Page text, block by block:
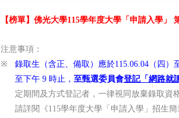
【榜單】佛光大學115學年度大學「申請入學」
注意事項：
※ 錄取生 （含正、備取） 應於115.06.04（四）
至下午 9 時止， 至甄選委員會登記「網路就
定期間及方式登記者，一律視同放棄錄取資
請詳閱《115學年度大學「申請入學」招生簡